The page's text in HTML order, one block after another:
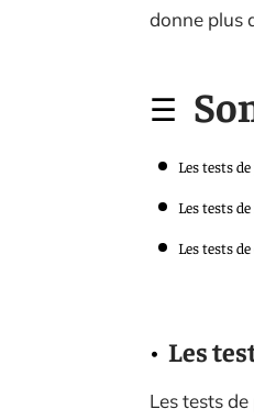
donne plus
Les tests
Les tests
Les tests
Les
Les tests